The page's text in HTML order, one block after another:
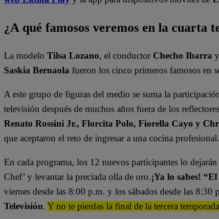
¿A qué famosos veremos en la cuarta
La modelo Tilsa Lozano, el conductor Checho Ibarra
Saskia Bernaola fueron los cinco primeros famosos en
A este grupo de figuras del medio se suma la
televisión después de muchos años fuera de los
Renato Rossini Jr., Florcita Polo, Fiorella Cayo y
que aceptaron el reto de ingresar a una cocina profesional.
En cada programa, los 12 nuevos participantes lo
Chef’ y levantar la preciada olla de oro.¡Ya lo sabes!
viernes desde las 8:00 p.m. y los sábados desde las 8:30
Televisión. Y no te pierdas la final de la tercera